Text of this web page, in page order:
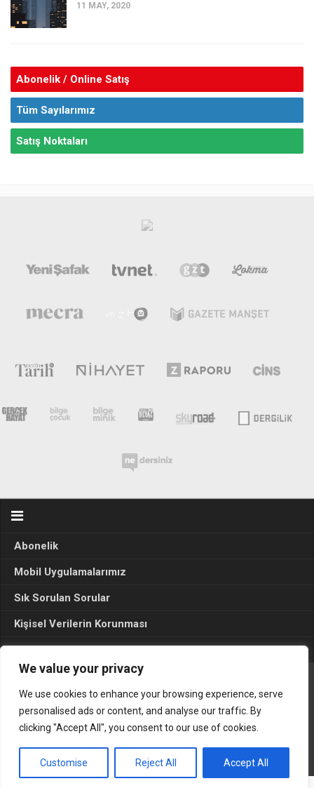
We value your privacy
We use cookies to enhance your browsing experience, serve
personalised ads or content, and analyse our traffic. By
clicking "Accept All", you consent to our use of cookies.
Customise Reject All Accept All
11 MAY, 2020
Abonelik / Online Satış
Tüm Sayılarımız
Satış Noktaları
Abonelik
Mobil Uygulamalarımız
Sık Sorulan Sorular
Kişisel Verilerin Korunması
Seçim Sonuçları 2024
Gerçek Hayat © 2015. Her hakkı sakldır.